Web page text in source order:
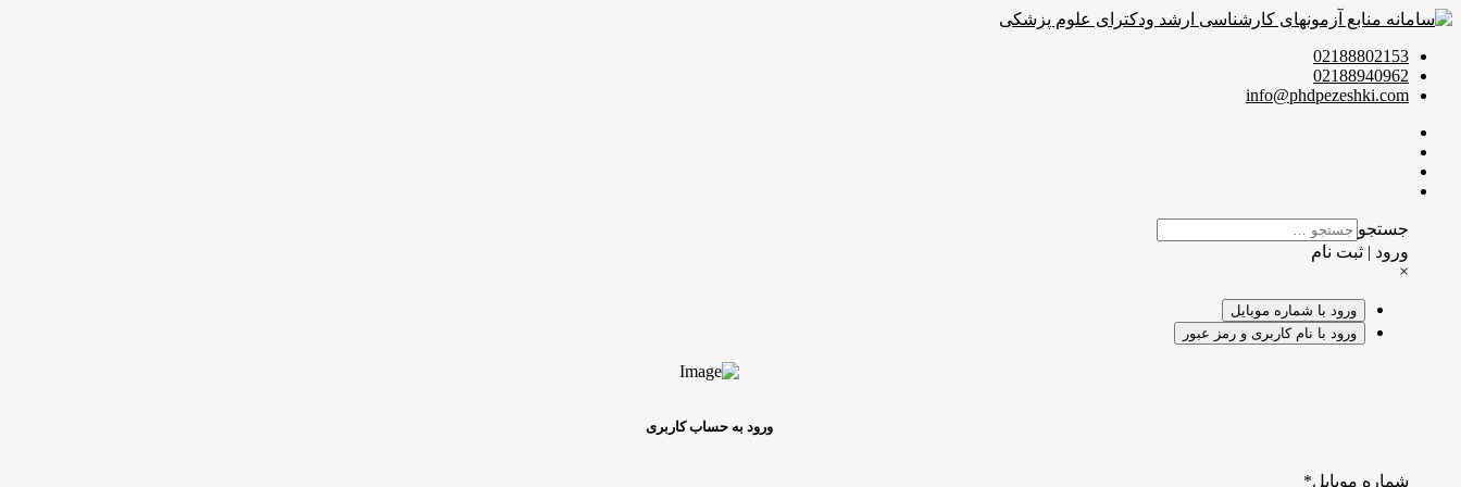
02188802153
02188940962
info@phdpezeshki.com
جستجو
ورود | ثبت نام
×
ورود با شماره موبایل
ورود با نام کاربری و رمز عبور
ورود به حساب کاربری
شماره موبایل*